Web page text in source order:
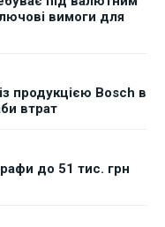
вимоги для
продукцією Bosch в
втрат
до 51 тис. грн